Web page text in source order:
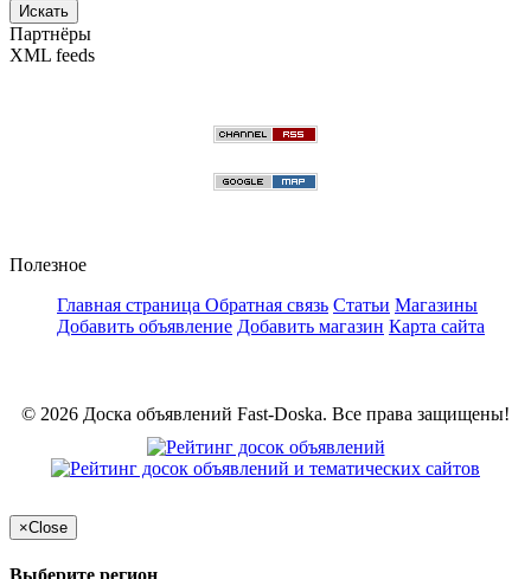
Искать
Партнёры
XML feeds
Полезное
Главная страница Обратная связь Статьи Магазины
Добавить объявление Добавить магазин Карта сайта
© 2026 Доска объявлений Fast-Doska. Все права защищены!
×Close
Выберите регион